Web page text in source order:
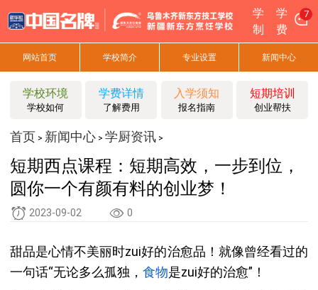
学
制
学
费
7
网站首页 学校简介 专业设置 新闻中心
学校环境
学校如何
学费详情
了解费用
入学须知
报名指南
短期培训
创业帮扶
首页 > 新闻中心> 学厨资讯>
短期西点课程：短期高效，一步到位，
圆你一个有颜有料的创业梦！
2023-09-02 0
甜品是心情不美丽时zui好的治愈品！就像曾经看过的
一句话“无论多么孤独， 食物是zui好的治愈”！